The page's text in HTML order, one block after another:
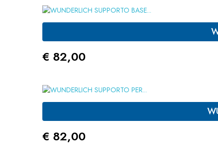
Prezzo
€ 82,00
Prezzo
€ 82,00